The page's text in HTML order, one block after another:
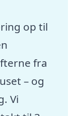
op til
fra
– og
Vi